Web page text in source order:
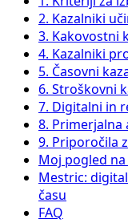
2. Kazalniki
3. Kakovostni
4. Kazalniki
5. Časovni
6. Stroškovni
7. Digitalni in
8. Primerjalna
9. Priporočila
Moj pogled
Mestric:
času
FAQ